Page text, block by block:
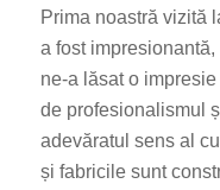
Prima noastră vizită
a fost
ne-a lăsat o
de profesionalismul
adevăratul sens al
și fabricile sunt